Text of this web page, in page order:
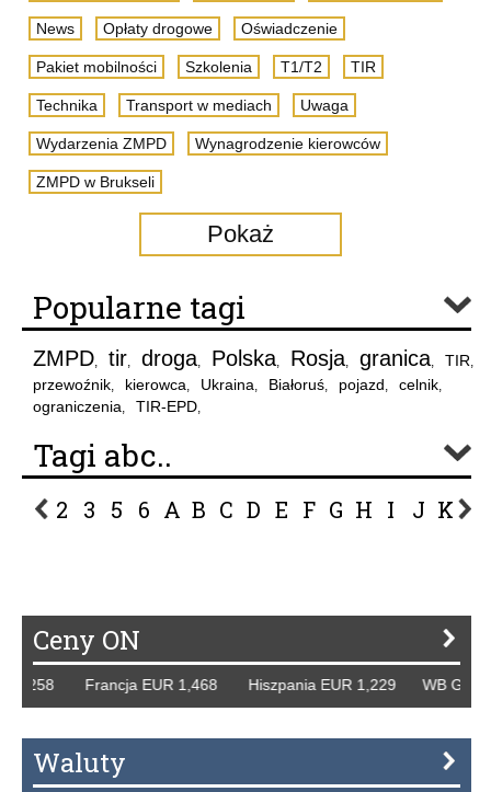
News Opłaty drogowe Oświadczenie
Pakiet mobilności Szkolenia T1/T2 TIR
Technika Transport w mediach Uwaga
Wydarzenia ZMPD Wynagrodzenie kierowców
ZMPD w Brukseli
Pokaż
Popularne tagi
ZMPD, tir, droga, Polska, Rosja, granica, TIR,
przewoźnik, kierowca, Ukraina, Białoruś, pojazd, celnik,
ograniczenia, TIR-EPD,
Tagi abc..
2 3 5 6 A B C D E F G H I J K L
Ceny ON
Francja EUR 1,468 Hiszpania EUR 1,229 WB GBP
Waluty